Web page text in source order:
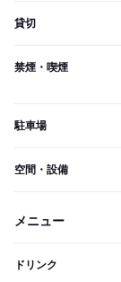
貸切
禁煙・喫煙
駐車場
空間・設備
メニュー
ドリンク